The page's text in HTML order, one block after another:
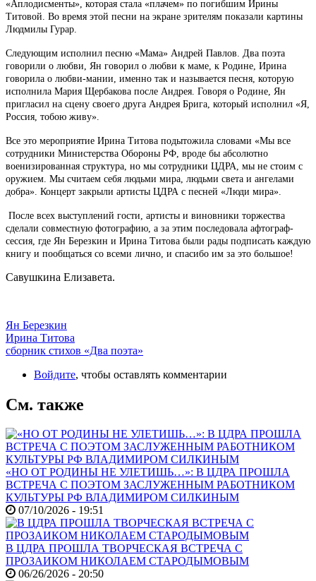
«Аплодисменты», которая стала «плачем» по погибшим Ирины
Титовой. Во время этой песни на экране зрителям показали картины
Людмилы Гурар.
Следующим исполнил песню «Мама» Андрей Павлов. Два поэта
говорили о любви, Ян говорил о любви к маме, к Родине, Ирина
говорила о любви-мании, именно так и называется песня, которую
исполнила Мария Щербакова после Андрея. Говоря о Родине, Ян
пригласил на сцену своего друга Андрея Брига, который исполнил «Я,
Россия, тобою живу».
Все это мероприятие Ирина Титова подытожила словами «Мы все
сотрудники Министерства Обороны РФ, вроде бы абсолютно
военизированная структура, но мы сотрудники ЦДРА, мы не стоим с
оружием. Мы считаем себя людьми мира, людьми света и ангелами
добра». Концерт закрыли артисты ЦДРА с песней «Люди мира».
После всех выступлений гости, артисты и виновники торжества
сделали совместную фотографию, а за этим последовала афтограф-
сессия, где Ян Березкин и Ирина Титова были рады подписать каждую
книгу и пообщаться со всеми лично, и спасибо им за это большое!
Савушкина Елизавета.
Ян Березкин
Ирина Титова
сборник стихов «Два поэта»
Войдите, чтобы оставлять комментарии
См. также
«НО ОТ РОДИНЫ НЕ УЛЕТИШЬ…»: В ЦДРА ПРОШЛА
ВСТРЕЧА С ПОЭТОМ ЗАСЛУЖЕННЫМ РАБОТНИКОМ
КУЛЬТУРЫ РФ ВЛАДИМИРОМ СИЛКИНЫМ
07/10/2026 - 19:51
В ЦДРА ПРОШЛА ТВОРЧЕСКАЯ ВСТРЕЧА С
ПРОЗАИКОМ НИКОЛАЕМ СТАРОДЫМОВЫМ
06/26/2026 - 20:50